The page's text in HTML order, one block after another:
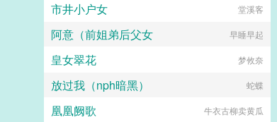
市井小户女
堂溪客
阿意（前姐弟后父女 早睡早起
皇女翠花 梦攸奈
放过我（nph暗黑） 蛇蝶
凰凰阙歌 牛衣古柳卖黄瓜